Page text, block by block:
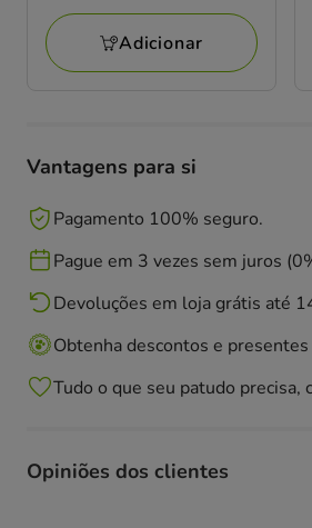
49.62€
Adicionar
Vantagens para si
Pagamento 100% seguro.
Pague em 3 vezes sem juros
Devoluções em loja grátis até
Obtenha descontos e
Tudo o que seu patudo
Opiniões dos clientes
50% das pessoas avaliaram com